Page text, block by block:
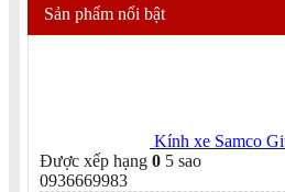
Sản phẩm nổi bật
Kính xe Samco
Được xếp hạng 0 5 sao
0936669983